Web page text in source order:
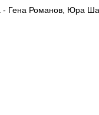
- Гена Романов, Юра